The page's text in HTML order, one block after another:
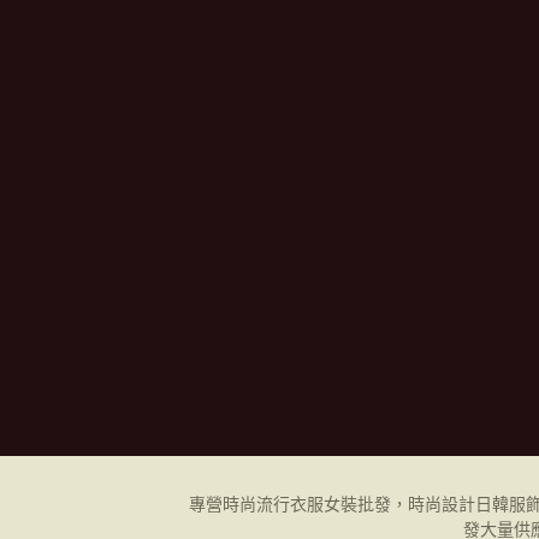
專營時尚流行衣服女裝批發，時尚設計日韓服
發大量供